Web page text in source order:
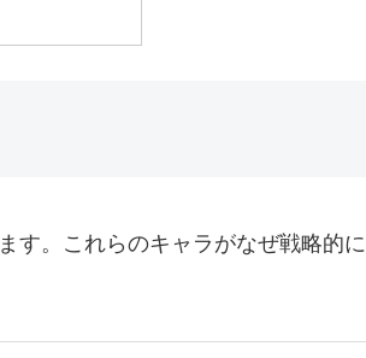
す。これらのキャラがなぜ戦略的に